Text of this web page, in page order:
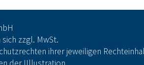
zzgl. MwSt.
ihrer jeweiligen